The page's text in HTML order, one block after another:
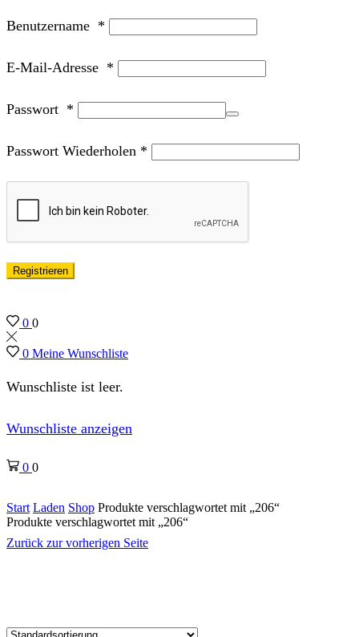
Benutzername *
E-Mail-Adresse *
Passwort *
Passwort Wiederholen *
Registrieren
0 0
0 Meine Wunschliste
Wunschliste ist leer.
Wunschliste anzeigen
0 0
Start Laden Shop Produkte verschlagwortet mit „206“
Produkte verschlagwortet mit „206“
Zurück zur vorherigen Seite